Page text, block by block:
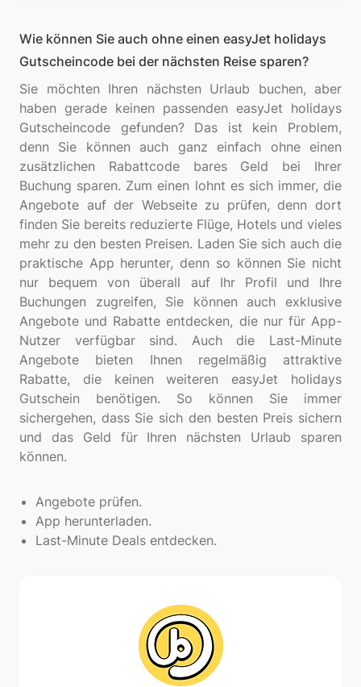
Wie können Sie auch ohne einen easyJet holidays
Gutscheincode bei der nächsten Reise sparen?
Sie möchten Ihren nächsten Urlaub buchen, aber
haben gerade keinen passenden easyJet holidays
Gutscheincode gefunden? Das ist kein Problem,
denn Sie können auch ganz einfach ohne einen
zusätzlichen Rabattcode bares Geld bei Ihrer
Buchung sparen. Zum einen lohnt es sich immer, die
Angebote auf der Webseite zu prüfen, denn dort
finden Sie bereits reduzierte Flüge, Hotels und vieles
mehr zu den besten Preisen. Laden Sie sich auch die
praktische App herunter, denn so können Sie nicht
nur bequem von überall auf Ihr Profil und Ihre
Buchungen zugreifen, Sie können auch exklusive
Angebote und Rabatte entdecken, die nur für App-
Nutzer verfügbar sind. Auch die Last-Minute
Angebote bieten Ihnen regelmäßig attraktive
Rabatte, die keinen weiteren easyJet holidays
Gutschein benötigen. So können Sie immer
sichergehen, dass Sie sich den besten Preis sichern
und das Geld für Ihren nächsten Urlaub sparen
können.
Angebote prüfen.
App herunterladen.
Last-Minute Deals entdecken.